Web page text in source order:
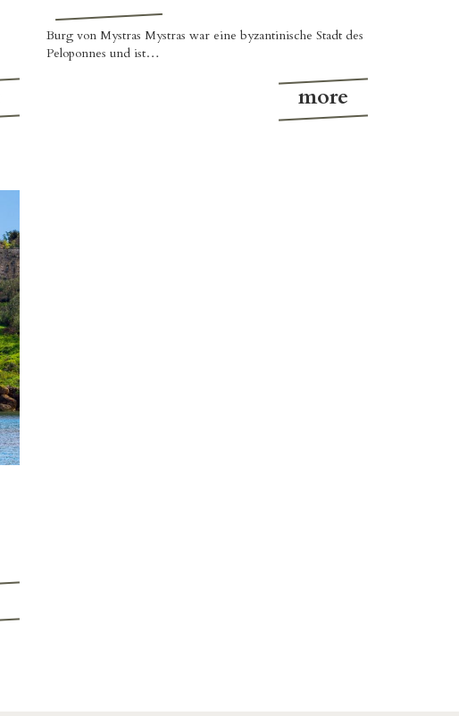
Burg von Mystras Mystras war eine byzantinische Stadt des
Peloponnes und ist…
more